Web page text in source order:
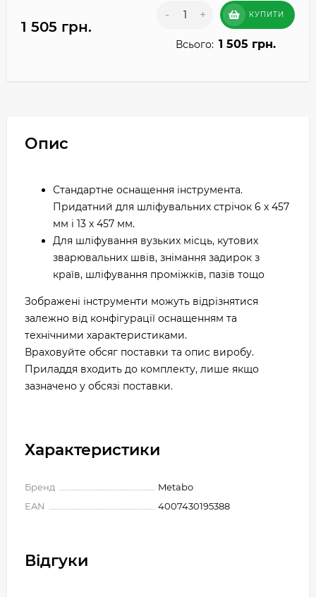
1 505 грн.
- + КУПИТИ
Всього: 1 505 грн.
Опис
Стандартне оснащення інструмента.
Придатний для шліфувальних стрічок 6 x 457
мм і 13 x 457 мм.
Для шліфування вузьких місць, кутових
зварювальних швів, знімання задирок з
країв, шліфування проміжків, пазів тощо
Зображені інструменти можуть відрізнятися
залежно від конфігурації оснащенням та
технічними характеристиками.
Враховуйте обсяг поставки та опис виробу.
Приладдя входить до комплекту, лише якщо
зазначено у обсязі поставки.
Характеристики
Бренд
Metabo
EAN
4007430195388
Відгуки